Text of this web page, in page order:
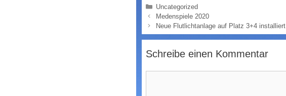
Kategorien
Uncategorized
Medenspiele 2020
Neue Flutlichtanlage auf Platz 3+4 installiert
Schreibe einen Kommentar